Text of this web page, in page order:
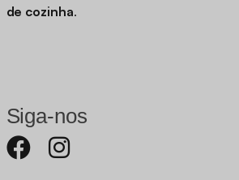
de cozinha.
Siga-nos